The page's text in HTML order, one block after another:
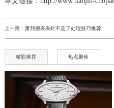
上一篇： 萧邦腕表表针不走了处理技巧推荐
精彩推荐 热点聚焦